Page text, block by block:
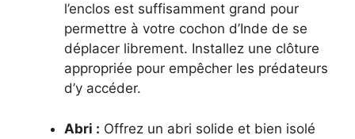
l’enclos est suffisamment grand pour
permettre à votre cochon d’Inde de se
déplacer librement. Installez une clôture
appropriée pour empêcher les prédateurs
d’y accéder.
Abri : Offrez un abri solide et bien isolé